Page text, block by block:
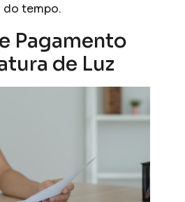
tempo.
Pagamento
de Luz